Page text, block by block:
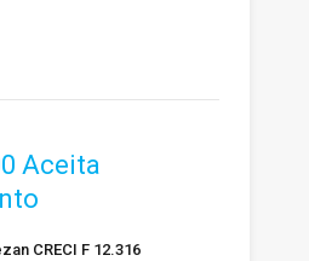
Aceita
CRECI F 12.316